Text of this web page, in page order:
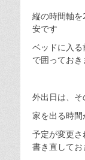
縦の時間軸
安です
ベッドに入
で囲っておき
外出日は、
家を出る時
予定が変更
書き直してお